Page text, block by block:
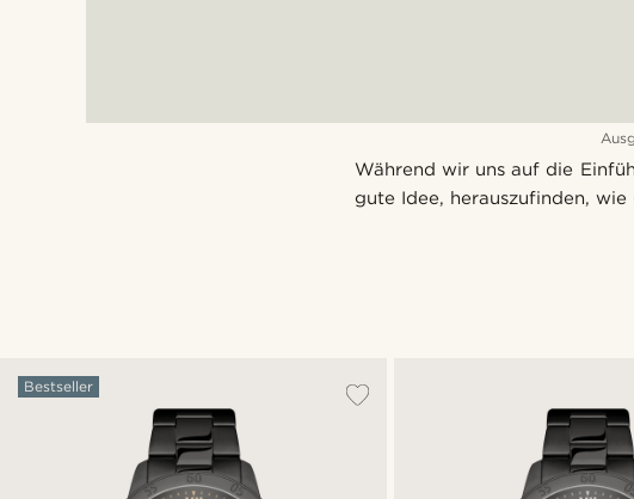
Während wir uns auf die
gute Idee, herauszufinden,
Bestseller